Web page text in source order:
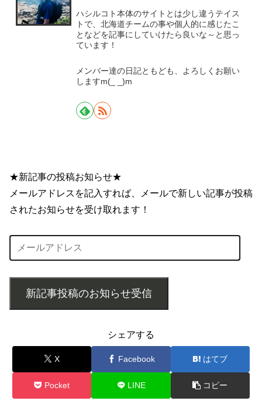
ハシルコト本体のサイトとは少し違うテイス
トで、北海道チームの事や個人的に感じたこ
となどを記事にしていけたら良いな～と思っ
ています！
メンバー達の日記ともども、よろしくお願い
しますm(_ _)m
★新記事の投稿お知らせ★
メールアドレスを記入すれば、メールで新しい記事が投稿
されたお知らせを受け取れます！
新記事投稿のお知らせ受信
シェアする
X Facebook はてブ
Pocket LINE コピー